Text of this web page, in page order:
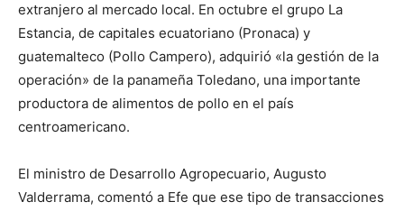
extranjero al mercado local. En octubre el grupo La
Estancia, de capitales ecuatoriano (Pronaca) y
guatemalteco (Pollo Campero), adquirió «la gestión de la
operación» de la panameña Toledano, una importante
productora de alimentos de pollo en el país
centroamericano.
El ministro de Desarrollo Agropecuario, Augusto
Valderrama, comentó a Efe que ese tipo de transacciones